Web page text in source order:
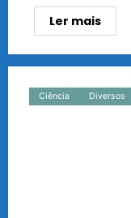
Ler mais
Ciência Diversos